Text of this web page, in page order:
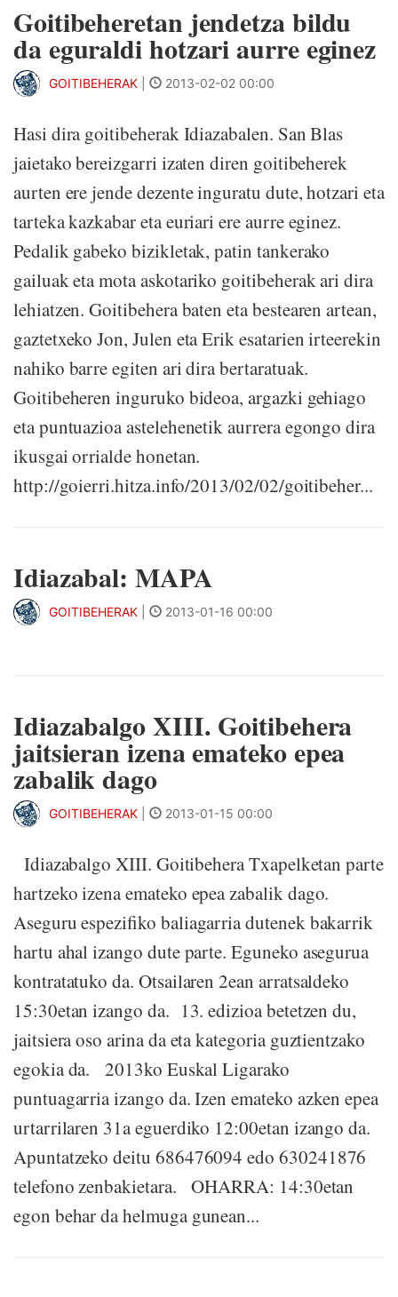
Goitibeheretan jendetza bildu
da eguraldi hotzari aurre eginez
GOITIBEHERAK 2013-02-02 00:00
Hasi dira goitibeherak Idiazabalen. San Blas
jaietako bereizgarri izaten diren goitibeherek
aurten ere jende dezente inguratu dute, hotzari eta
tarteka kazkabar eta euriari ere aurre eginez.
Pedalik gabeko bizikletak, patin tankerako
gailuak eta mota askotariko goitibeherak ari dira
lehiatzen. Goitibehera baten eta bestearen artean,
gaztetxeko Jon, Julen eta Erik esatarien irteerekin
nahiko barre egiten ari dira bertaratuak.
Goitibeheren inguruko bideoa, argazki gehiago
eta puntuazioa astelehenetik aurrera egongo dira
ikusgai orrialde honetan.
http://goierri.hitza.info/2013/02/02/goitibeher...
Idiazabal: MAPA
GOITIBEHERAK 2013-01-16 00:00
Idiazabalgo XIII. Goitibehera
jaitsieran izena emateko epea
zabalik dago
GOITIBEHERAK 2013-01-15 00:00
Idiazabalgo XIII. Goitibehera Txapelketan parte
hartzeko izena emateko epea zabalik dago.
Aseguru espezifiko baliagarria dutenek bakarrik
hartu ahal izango dute parte. Eguneko asegurua
kontratatuko da. Otsailaren 2ean arratsaldeko
15:30etan izango da. 13. edizioa betetzen du,
jaitsiera oso arina da eta kategoria guztientzako
egokia da. 2013ko Euskal Ligarako
puntuagarria izango da. Izen emateko azken epea
urtarrilaren 31a eguerdiko 12:00etan izango da.
Apuntatzeko deitu 686476094 edo 630241876
telefono zenbakietara. OHARRA: 14:30etan
egon behar da helmuga gunean...